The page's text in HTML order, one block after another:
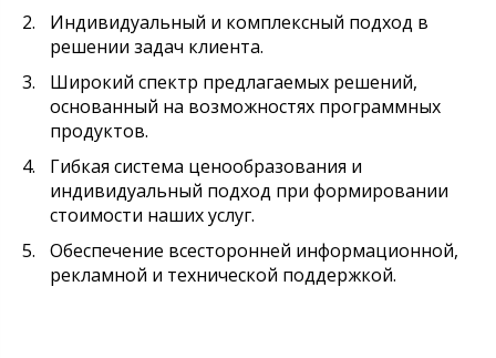
Индивидуальный и комплексный подход в
решении задач клиента.
Широкий спектр предлагаемых решений,
основанный на возможностях программных
продуктов.
Гибкая система ценообразования и
индивидуальный подход при формировании
стоимости наших услуг.
Обеспечение всесторонней информационной,
рекламной и технической поддержкой.